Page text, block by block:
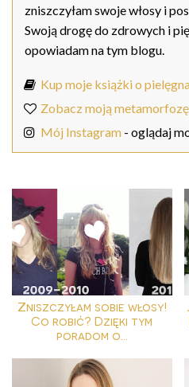
zniszczyłam swoje włosy i
Swoją drogę do zdrowych i
opowiadam na tym blogu.
Kup moje książki o
Zobacz moją metamorfozę
Mój Instagram - oglądaj
Zniszczyłam sobie włosy!
Co robić? Dzięki tym
poradom o...